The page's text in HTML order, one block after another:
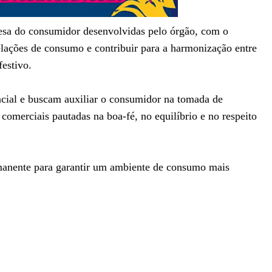
do consumidor desenvolvidas pelo órgão, com o
de consumo e contribuir para a harmonização entre
e buscam auxiliar o consumidor na tomada de
pautadas na boa-fé, no equilíbrio e no respeito
para garantir um ambiente de consumo mais